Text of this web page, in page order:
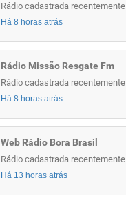
Rádio cadastrada recentemente
Há 8 horas atrás
Rádio Missão Resgate Fm
Rádio cadastrada recentemente
Há 8 horas atrás
Web Rádio Bora Brasil
Rádio cadastrada recentemente
Há 13 horas atrás